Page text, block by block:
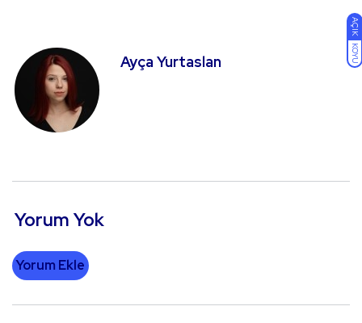
AÇIK
KOYU
Ayça Yurtaslan
Yorum Yok
Yorum Ekle